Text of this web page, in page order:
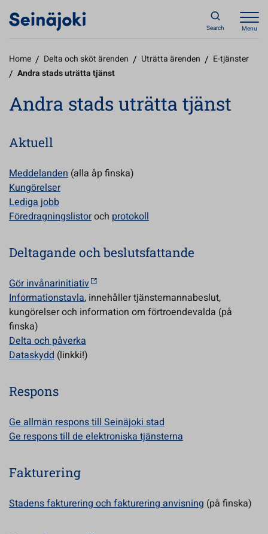
Search Menu
Home / Delta och sköt ärenden / Uträtta ärenden / E-tjänster
/ Andra stads uträtta tjänst
Andra stads uträtta tjänst
Aktuell
Meddelanden (alla åp finska)
Kungörelser
Lediga jobb
Föredragningslistoroch protokoll
Deltagande och beslutsfattande
Gör invånarinitiativ
Informationstavla, innehåller tjänstemannabeslut,
kungörelser och information om förtroendevalda (på
finska)
Delta och påverka
Dataskydd (linkki!)
Respons
Ge allmän respons till Seinäjoki stad
Ge respons till de elektroniska tjänsterna
Fakturering
Stadens fakturering och fakturering anvisning (på finska)